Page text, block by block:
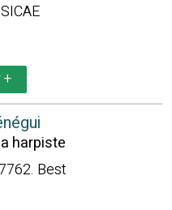
+
harpiste
Best